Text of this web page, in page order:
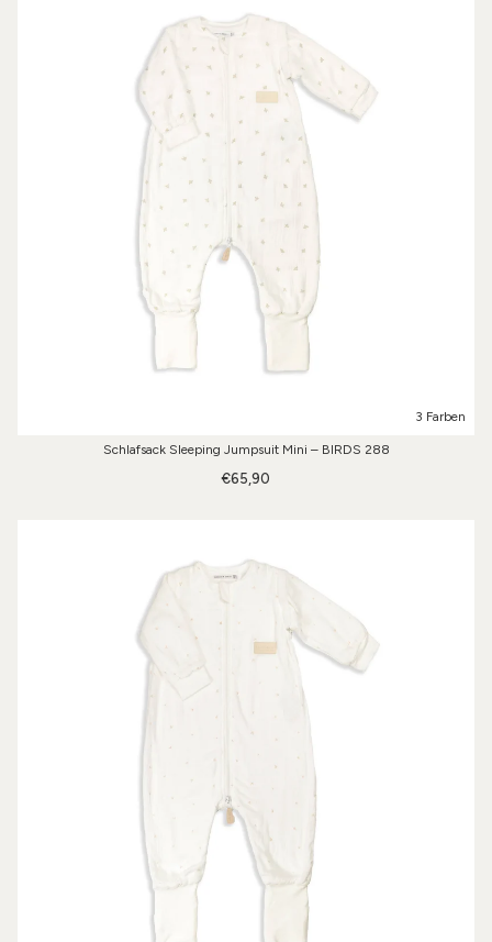
3 Farben
Schlafsack Sleeping Jumpsuit Mini – BIRDS 288
€65,90